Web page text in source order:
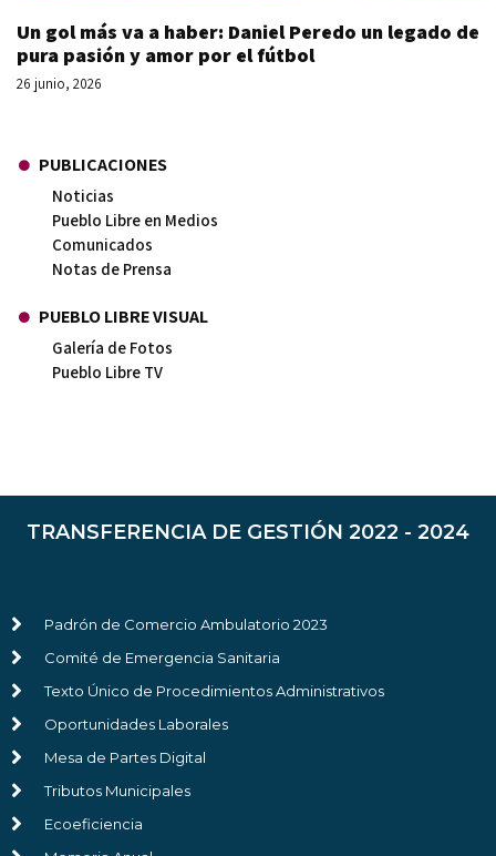
Un gol más va a haber: Daniel Peredo un legado de
pura pasión y amor por el fútbol
26 junio, 2026
PUBLICACIONES
Noticias
Pueblo Libre en Medios
Comunicados
Notas de Prensa
PUEBLO LIBRE VISUAL
Galería de Fotos
Pueblo Libre TV
TRANSFERENCIA DE GESTIÓN 2022 - 2024
Padrón de Comercio Ambulatorio 2023
Comité de Emergencia Sanitaria
Texto Único de Procedimientos Administrativos
Oportunidades Laborales
Mesa de Partes Digital
Tributos Municipales
Ecoeficiencia